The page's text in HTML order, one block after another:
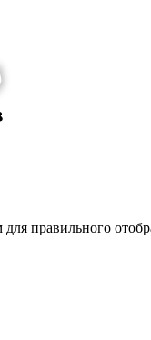
правильного